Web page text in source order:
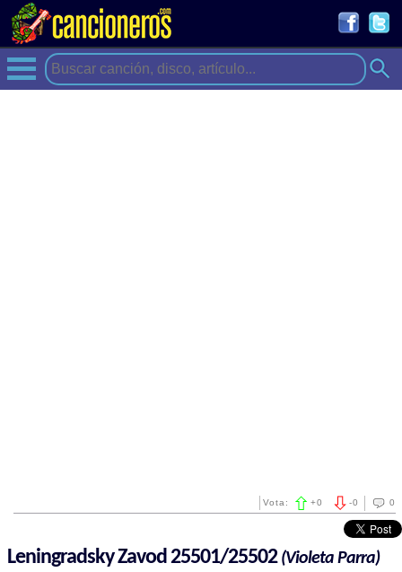
0
-0
Vota: +0
Leningradsky Zavod 25501/25502(Violeta Parra)